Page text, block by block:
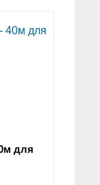
для